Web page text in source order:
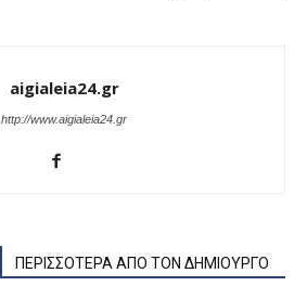
aigialeia24.gr
http://www.aigialeia24.gr
ΠΕΡΙΣΣΟΤΕΡΑ ΑΠΟ ΤΟΝ ΔΗΜΙΟΥΡΓΟ